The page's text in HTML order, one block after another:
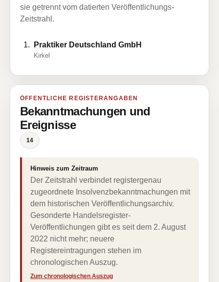
sie getrennt vom datierten Veröffentlichungs-
Zeitstrahl.
Praktiker Deutschland GmbH
Kirkel
ÖFFENTLICHE REGISTERANGABEN
Bekanntmachungen und
Ereignisse
14
Hinweis zum Zeitraum
Der Zeitstrahl verbindet registergenau
zugeordnete Insolvenzbekanntmachungen mit
dem historischen Veröffentlichungsarchiv.
Gesonderte Handelsregister-
Veröffentlichungen gibt es seit dem 2. August
2022 nicht mehr; neuere
Registereintragungen stehen im
chronologischen Auszug.
Zum chronologischen Auszug